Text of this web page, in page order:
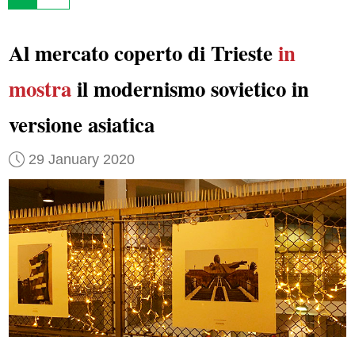
Al mercato coperto di Triestein
mostrail modernismo sovietico in
versione asiatica
29 January 2020